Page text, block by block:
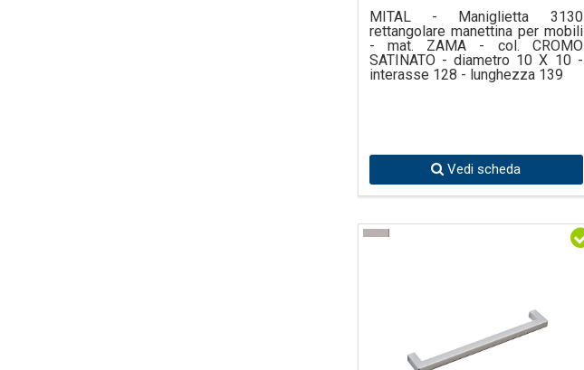
MITAL - Maniglietta 3130
rettangolare manettina per mobili
- mat. ZAMA - col. CROMO
SATINATO - diametro 10 X 10 -
interasse 128 - lunghezza 139
Vedi scheda